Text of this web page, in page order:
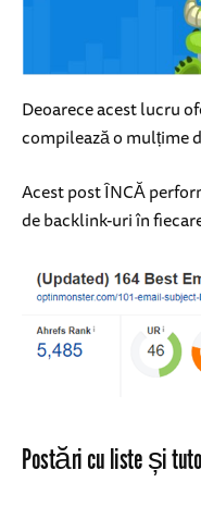
Deoarece acest lucru
compilează o mulțime
Acest post ÎNCĂ
de backlink-uri în
Postări cu liste și